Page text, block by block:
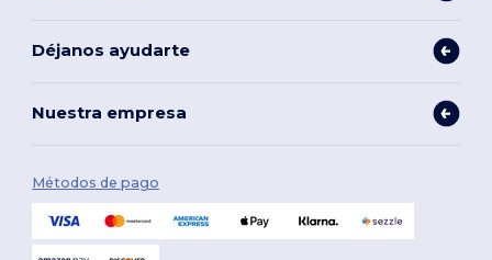
Déjanos ayudarte
Nuestra empresa
Métodos de pago